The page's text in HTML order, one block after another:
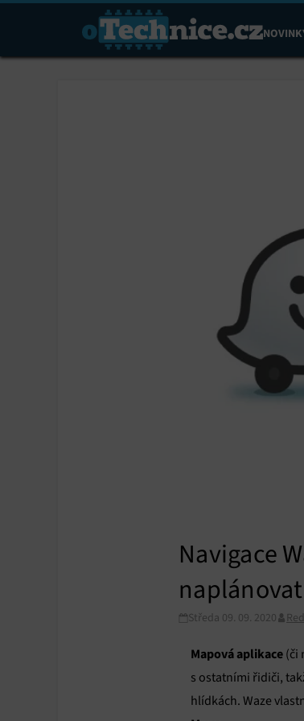
Navigace
Středa 09. 09. 2020
Mapová aplikace (či
s ostatními řidiči,
hlídkách. Waze